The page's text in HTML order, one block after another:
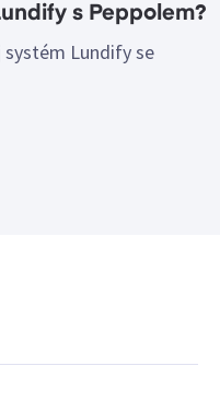
s Peppolem?
systém Lundify se